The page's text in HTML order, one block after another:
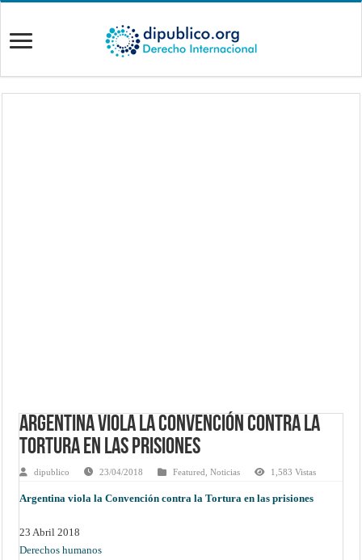
Argentina viola la Convención contra la
Tortura en las prisiones
dipublico 23/04/2018 Featured ,Noticias 1,583 Vistas
Argentina viola la Convención contra la Tortura en las prisiones
23 Abril 2018
Derechos humanos